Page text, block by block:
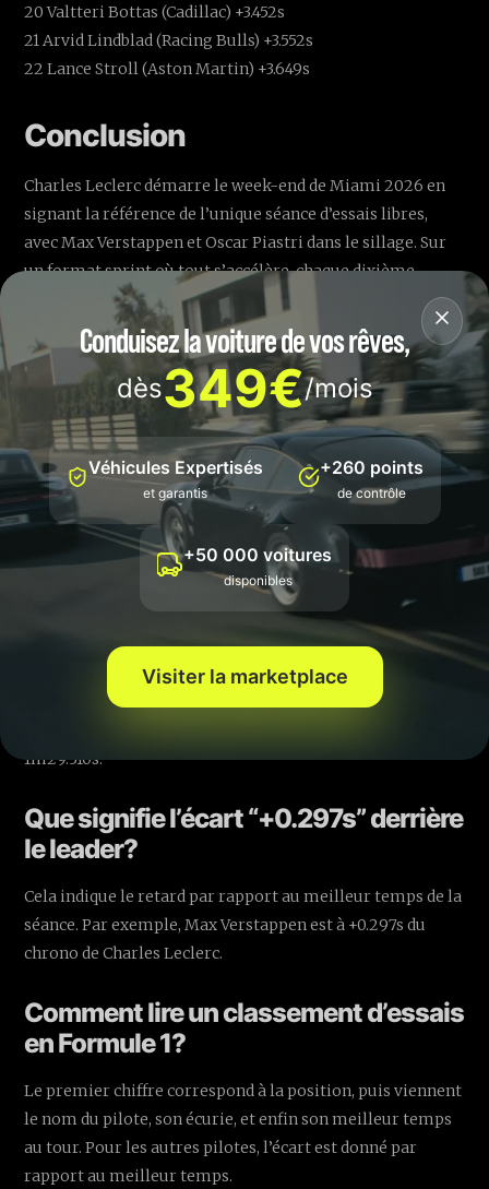
20 Valtteri Bottas (Cadillac) +3.452s
21 Arvid Lindblad (Racing Bulls) +3.552s
22 Lance Stroll (Aston Martin) +3.649s
Conclusion
Charles Leclerc démarre le week-end de Miami 2026 en
signant la référence de l’unique séance d’essais libres,
avec Max Verstappen et Oscar Piastri dans le sillage. Sur
un format sprint où tout s’accélère, chaque dixième
compte déjà — et la suite du week-end promet d’être
intense.
Foire aux Questions
Pourquoi n’y a-t-il qu’une seule
séance d’essais libres à Miami?
Parce que leGrand Prix de Miamise déroule au format
sprint. Dans ce format, le programme du week-end est
différent et ne laisse qu’une seule séance d’essais libres.
Qui a signé le meilleur temps en FP1 à
Miami 2026?
1m29.310s.
Que signifie l’écart “+0.297s” derrière
le leader?
Cela indique le retard par rapport au meilleur temps de la
séance. Par exemple, Max Verstappen est à +0.297s du
chrono de Charles Leclerc.
Comment lire un classement d’essais
en Formule 1?
Le premier chiffre correspond à la position, puis viennent
le nom du pilote, son écurie, et enfin son meilleur temps
au tour. Pour les autres pilotes, l’écart est donné par
rapport au meilleur temps.
Conduisez la voiture de vos rêves,
dès349€/mois
Véhicules Expertisés
et garantis
+260 points
de contrôle
+50 000 voitures
disponibles
Visiter la marketplace